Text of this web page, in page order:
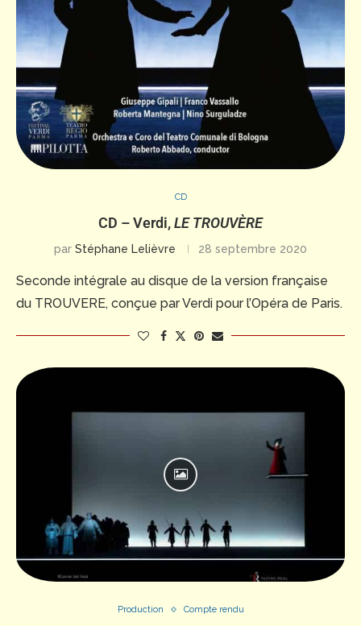
CD
CD – Verdi,LE TROUVÈRE
par Stéphane Lelièvre 28 septembre 2020
Seconde intégrale au disque de la version française
du TROUVERE, conçue par Verdi pour l’Opéra de Paris.
Production Compte rendu